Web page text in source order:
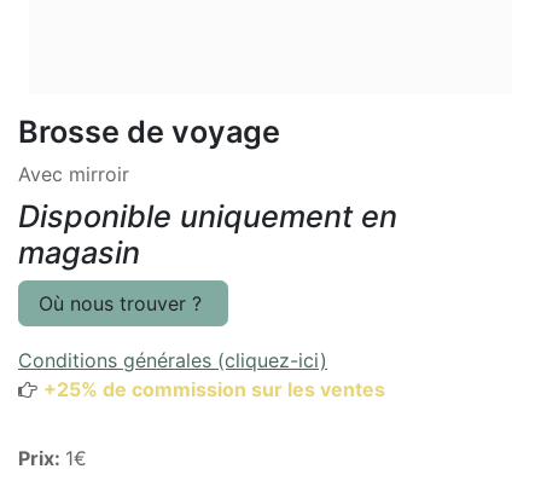
Brosse de voyage
Avec mirroir
Disponible uniquement en
magasin
Où nous trouver ?
Conditions générales (cliquez-ici)
+25% de commission sur les ventes
Prix: 1€